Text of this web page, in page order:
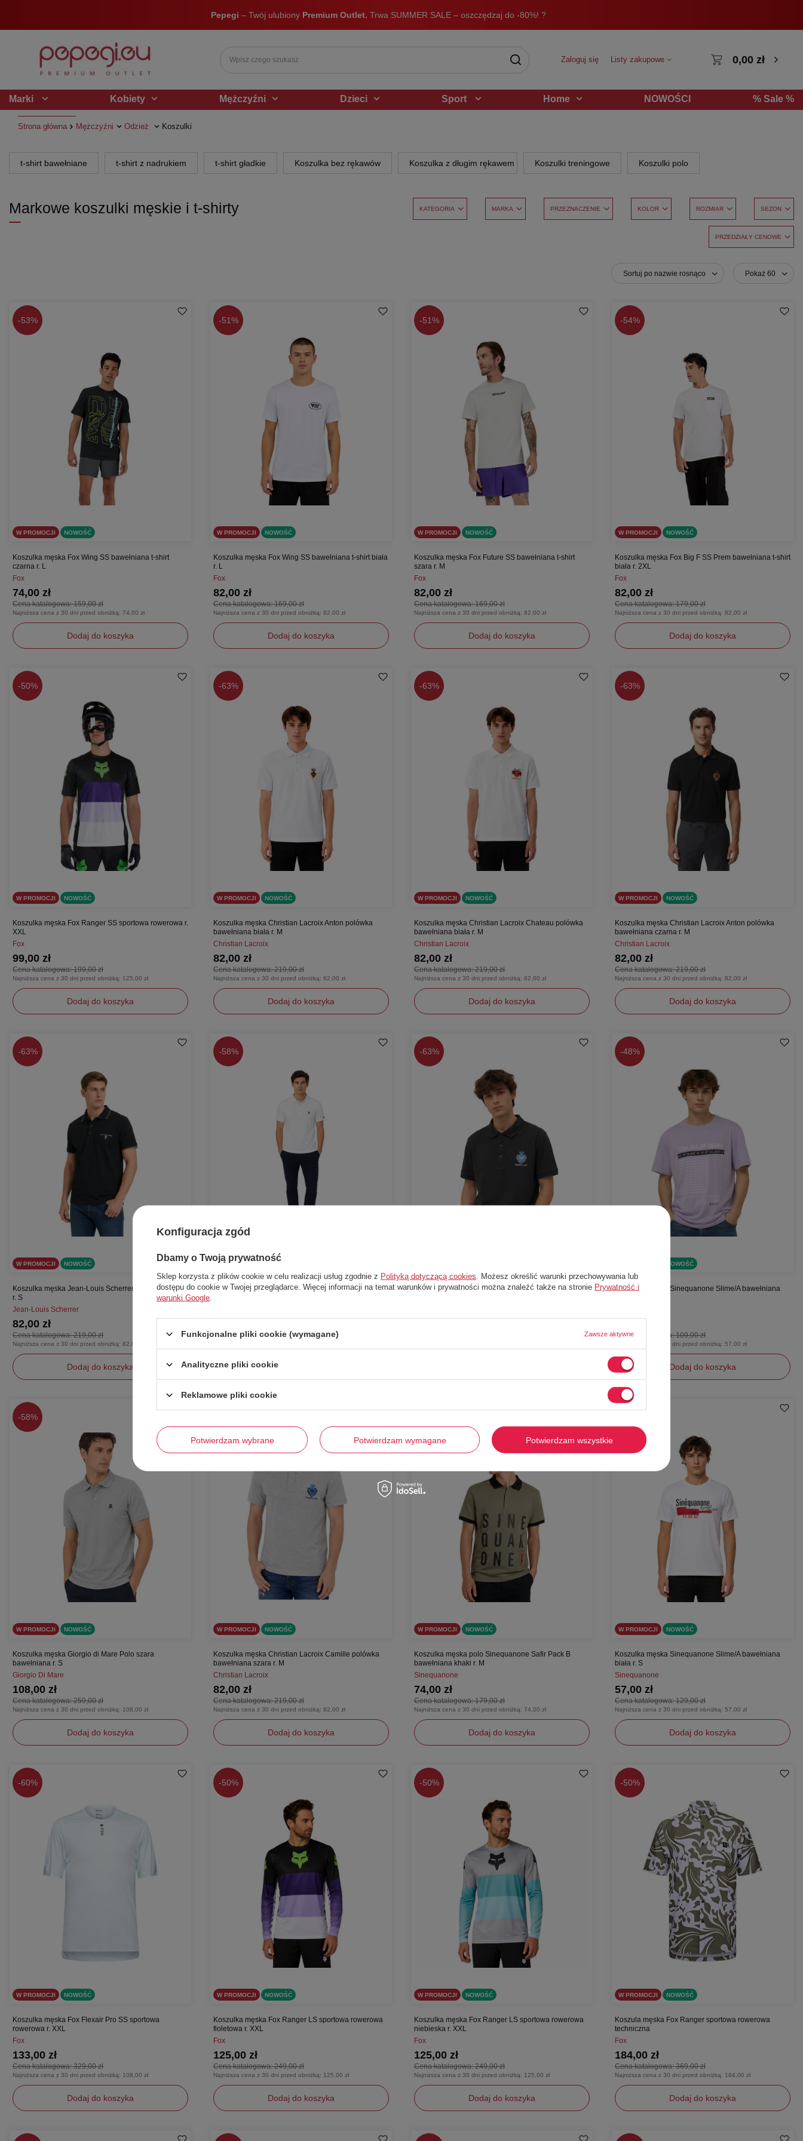
Pepegi – Twój ulubiony Premium Outlet. Trwa SUMMER SALE – oszczędzaj do -80%! ?
Zaloguj się Listy zakupowe 0,00 zł
Marki Kobiety Mężczyźni Dzieci Sport Home NOWOŚCI % Sale %
Strona główna Mężczyźni Odzież Koszulki
t-shirt bawełniane t-shirt z nadrukiem t-shirt gładkie Koszulka bez rękawów Koszulka z długim rękawem Koszulki treningowe Koszulki polo
Markowe koszulki męskie i t-shirty KATEGORIA MARKA PRZEZNACZENIE KOLOR ROZMIAR SEZON
PRZEDZIAŁY CENOWE
Sortuj po nazwie rosnąco Pokaż 60
-53%
W PROMOCJI NOWOŚĆ
Koszulka męska Fox Wing SS bawełniana t-shirt
czarna r. L
Fox
Cena katalogowa:159,00 zł
74,00 zł
Najniższa cena z 30 dni przed obniżką: 74,00 zł
Dodaj do koszyka
L XL
-51%
W PROMOCJI NOWOŚĆ
Koszulka męska Fox Wing SS bawełniana t-shirt biała
r. L
Fox
Cena katalogowa:169,00 zł
82,00 zł
Najniższa cena z 30 dni przed obniżką: 82,00 zł
Dodaj do koszyka
L XL
-51%
W PROMOCJI NOWOŚĆ
Koszulka męska Fox Future SS bawełniana t-shirt
szara r. M
Fox
Cena katalogowa:169,00 zł
82,00 zł
Najniższa cena z 30 dni przed obniżką: 82,00 zł
Dodaj do koszyka
M
-54%
W PROMOCJI NOWOŚĆ
Koszulka męska Fox Big F SS Prem bawełniana t-shirt
biała r. 2XL
Fox
Cena katalogowa:179,00 zł
82,00 zł
Najniższa cena z 30 dni przed obniżką: 82,00 zł
Dodaj do koszyka
XXL
-50%
W PROMOCJI NOWOŚĆ
Koszulka męska Fox Ranger SS sportowa rowerowa r.
XXL
Fox
Cena katalogowa:199,00 zł
99,00 zł
Najniższa cena z 30 dni przed obniżką: 125,00 zł
Dodaj do koszyka
XXL
-63%
W PROMOCJI NOWOŚĆ
Koszulka męska Christian Lacroix Anton polówka
bawełniana biała r. M
Christian Lacroix
Cena katalogowa:219,00 zł
82,00 zł
Najniższa cena z 30 dni przed obniżką: 82,00 zł
Dodaj do koszyka
M
-63%
W PROMOCJI NOWOŚĆ
Koszulka męska Christian Lacroix Chateau polówka
bawełniana biała r. M
Christian Lacroix
Cena katalogowa:219,00 zł
82,00 zł
Najniższa cena z 30 dni przed obniżką: 82,00 zł
Dodaj do koszyka
M
-63%
W PROMOCJI NOWOŚĆ
Koszulka męska Christian Lacroix Anton polówka
bawełniana czarna r. M
Christian Lacroix
Cena katalogowa:219,00 zł
82,00 zł
Najniższa cena z 30 dni przed obniżką: 82,00 zł
Dodaj do koszyka
M
-63%
W PROMOCJI NOWOŚĆ
Koszulka męska Jean-Louis Scherrer Nalo polo biała
r. S
Jean-Louis Scherrer
Cena katalogowa:219,00 zł
82,00 zł
Najniższa cena z 30 dni przed obniżką: 82,00 zł
Dodaj do koszyka
S
-58%
W PROMOCJI
Koszulka męska Giorgio di Mare Polo biała
Cena katalogowa:279,00 zł
Dodaj do koszyka
-63%
Koszulka męska Christian Lacroix Camille polówka
-48%
NOWOŚĆ
Koszulka męska Sinequanone Slime/A bawełniana
Cena katalogowa:109,00 zł
Najniższa cena z 30 dni przed obniżką: 57,00 zł
Dodaj do koszyka
-58%
W PROMOCJI NOWOŚĆ
Koszulka męska Giorgio di Mare Polo szara
bawełniana r. S
Giorgio Di Mare
Cena katalogowa:259,00 zł
108,00 zł
Najniższa cena z 30 dni przed obniżką: 108,00 zł
Dodaj do koszyka
S
W PROMOCJI NOWOŚĆ
Koszulka męska Christian Lacroix Camille polówka
bawełniana szara r. M
Christian Lacroix
Cena katalogowa:219,00 zł
82,00 zł
Najniższa cena z 30 dni przed obniżką: 82,00 zł
Dodaj do koszyka
M
W PROMOCJI NOWOŚĆ
Koszulka męska polo Sinequanone Safir Pack B
bawełniana khaki r. M
Sinequanone
Cena katalogowa:179,00 zł
74,00 zł
Najniższa cena z 30 dni przed obniżką: 74,00 zł
Dodaj do koszyka
M
W PROMOCJI NOWOŚĆ
Koszulka męska Sinequanone Slime/A bawełniana
biała r. S
Sinequanone
Cena katalogowa:129,00 zł
57,00 zł
Najniższa cena z 30 dni przed obniżką: 57,00 zł
Dodaj do koszyka
S
-60%
W PROMOCJI NOWOŚĆ
Koszulka męska Fox Flexair Pro SS sportowa
rowerowa r. XXL
Fox
Cena katalogowa:329,00 zł
133,00 zł
Najniższa cena z 30 dni przed obniżką: 108,00 zł
Dodaj do koszyka
-50%
W PROMOCJI NOWOŚĆ
Koszulka męska Fox Ranger LS sportowa rowerowa
fioletowa r. XXL
Fox
Cena katalogowa:249,00 zł
125,00 zł
Najniższa cena z 30 dni przed obniżką: 125,00 zł
Dodaj do koszyka
-50%
W PROMOCJI NOWOŚĆ
Koszulka męska Fox Ranger LS sportowa rowerowa
niebieska r. XXL
Fox
Cena katalogowa:249,00 zł
125,00 zł
Najniższa cena z 30 dni przed obniżką: 125,00 zł
Dodaj do koszyka
-50%
W PROMOCJI NOWOŚĆ
Koszula męska Fox Ranger sportowa rowerowa
techniczna
Fox
Cena katalogowa:369,00 zł
184,00 zł
Najniższa cena z 30 dni przed obniżką: 184,00 zł
Dodaj do koszyka
Konfiguracja zgód
Dbamy o Twoją prywatność
Sklep korzysta z plików cookie w celu realizacji usług zgodnie z Polityką dotyczącą cookies . Możesz określić warunki przechowywania lub
dostępu do cookie w Twojej przeglądarce. Więcej informacji na temat warunków i prywatności można znaleźć także na stronie Prywatność i
warunki Google
Funkcjonalne pliki cookie (wymagane) Zawsze aktywne
Analityczne pliki cookie
Reklamowe pliki cookie
Potwierdzam wybrane Potwierdzam wymagane Potwierdzam wszystkie